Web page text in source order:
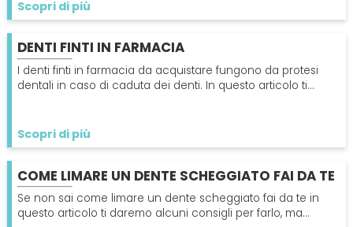
Scopri di più
DENTI FINTI IN FARMACIA
I denti finti in farmacia da acquistare fungono da protesi
dentali in caso di caduta dei denti. In questo articolo ti
Scopri di più
COME LIMARE UN DENTE SCHEGGIATO FAI DA TE
Se non sai come limare un dente scheggiato fai da te in
questo articolo ti daremo alcuni consigli per farlo, ma